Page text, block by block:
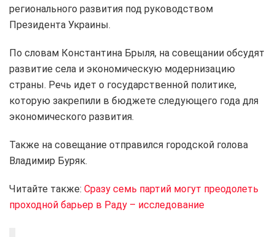
регионального развития под руководством
Президента Украины.
По словам Константина Брыля, на совещании обсудят
развитие села и экономическую модернизацию
страны. Речь идет о государственной политике,
которую закрепили в бюджете следующего года для
экономического развития.
Также на совещание отправился городской голова
Владимир Буряк.
Читайте также: Сразу семь партий могут преодолеть
проходной барьер в Раду – исследование